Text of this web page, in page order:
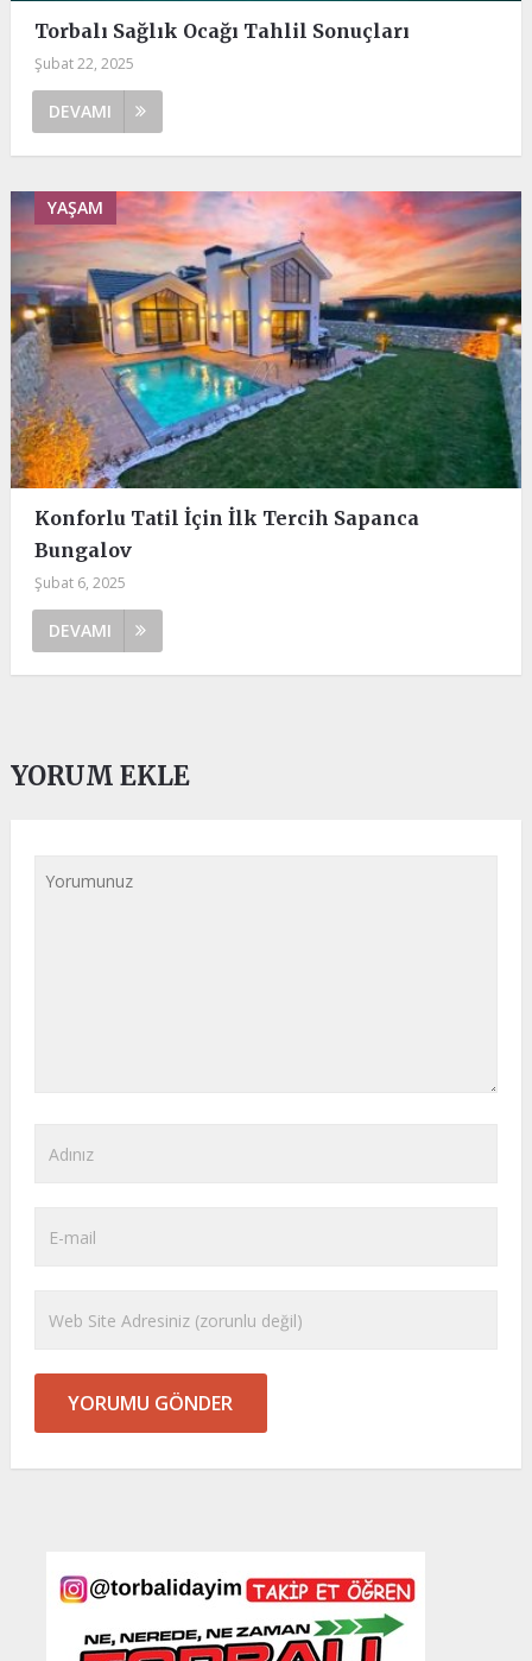
Torbalı Sağlık Ocağı Tahlil Sonuçları
Şubat 22, 2025
DEVAMI
YAŞAM
Konforlu Tatil İçin İlk Tercih Sapanca
Bungalov
Şubat 6, 2025
DEVAMI
YORUM EKLE